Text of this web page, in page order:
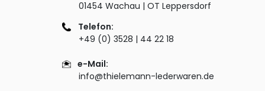
01454 Wachau | OT Leppersdorf
Telefon:
+49 (0) 3528 | 44 22 18
e-Mail:
info@thielemann-lederwaren.de